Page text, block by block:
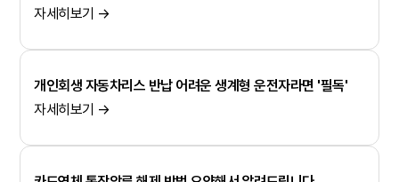
자세히보기 →
개인회생 자동차리스 반납 어려운 생계형 운전자라면 '필독'
자세히보기 →